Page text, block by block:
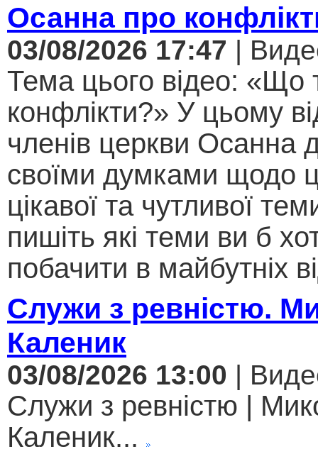
Осанна про
03/08/2026 17:47 |
Тема цього відео: «Що
конфлікти?» У цьому
членів церкви Осанна
своїми думками щодо
цікавої та чутливої
пишіть які теми ви б
побачити в майбутніх
Служи з ревністю.
Каленик
03/08/2026 13:00 |
Служи з ревністю |
Каленик...